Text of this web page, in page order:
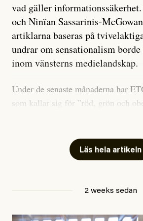
vad gäller
och Ninïan Sassarinis-
artiklarna baseras på
undrar om sensationalism
inom vänsterns medielandskap.
Under de senaste månaderna har
som kallar sig för ”röd, grön och
skriver för? Vad betyder det att vara
oberoende” tidning? Och vad är
Läs hela artikeln
2 weeks sedan